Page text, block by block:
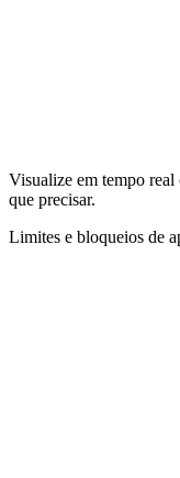
Visualize em tempo real
que precisar.
Limites e bloqueios de